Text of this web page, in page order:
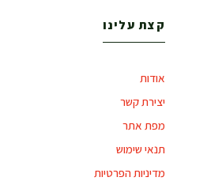
קצת עלינו
אודות
יצירת קשר
מפת אתר
תנאי שימוש
מדיניות הפרטיות